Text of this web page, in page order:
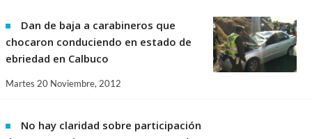
Dan de baja a carabineros que
chocaron conduciendo en estado de
ebriedad en Calbuco
Martes 20 Noviembre, 2012
No hay claridad sobre participación